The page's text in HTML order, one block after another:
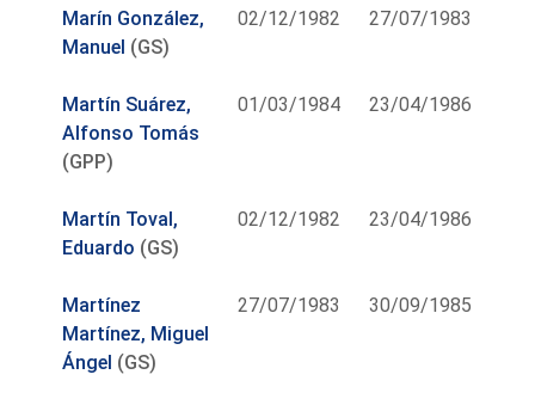
Marín González,
Manuel (GS)
02/12/1982 27/07/1983
Martín Suárez,
Alfonso Tomás
(GPP)
01/03/1984 23/04/1986
Martín Toval,
Eduardo (GS)
02/12/1982 23/04/1986
Martínez
Martínez, Miguel
Ángel (GS)
27/07/1983 30/09/1985